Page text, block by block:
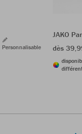
Personnalisable
JAKO
dès